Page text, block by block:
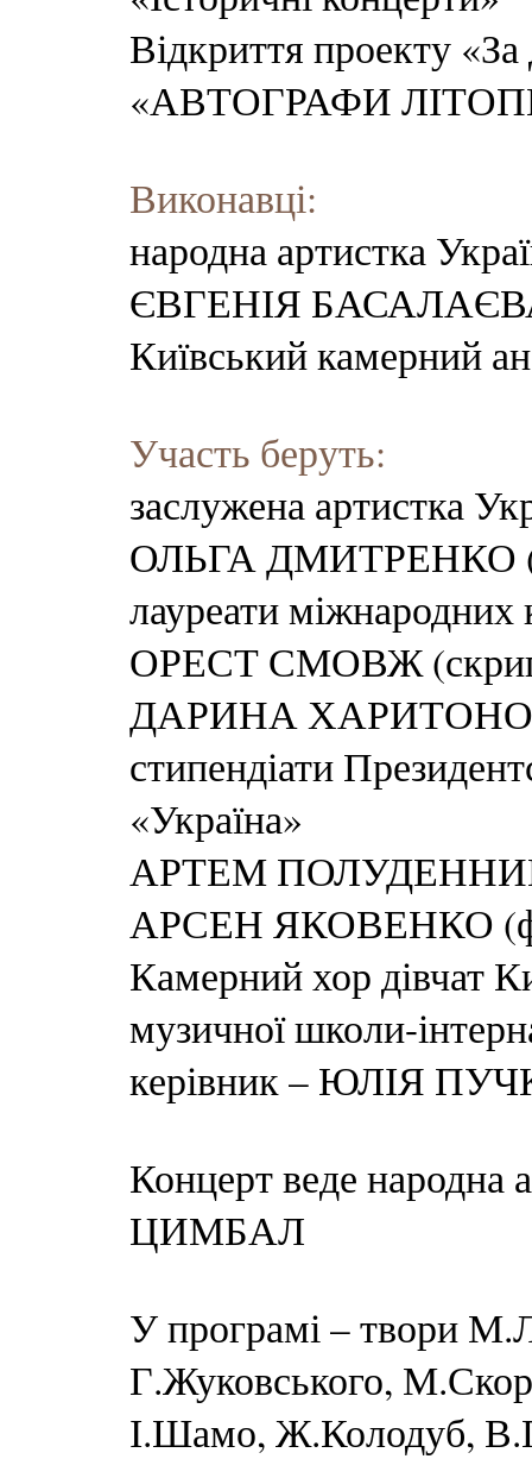
Відкриття проекту
«АВТОГРАФИ
Виконавці:
народна артистка
ЄВГЕНІЯ БАСАЛАЄВА
Київський камерний
Участь беруть:
заслужена артистка
ОЛЬГА ДМИТРЕНКО
лауреати міжнародних
ОРЕСТ СМОВЖ
ДАРИНА
стипендіати
«Україна»
АРТЕМ ПОЛУДЕННИЙ
АРСЕН ЯКОВЕНКО
Камерний хор дівчат
музичної школи-
керівник – ЮЛІЯ
Концерт веде
ЦИМБАЛ
У програмі – твори
Г.Жуковського,
І.Шамо, Ж.Колодуб,